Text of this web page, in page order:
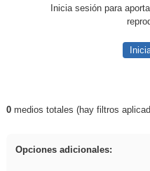
Inicia sesión para
Resultados de:
0medios totales (hay filtros
Opciones adicionales: